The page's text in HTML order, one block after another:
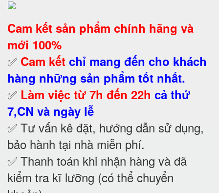
Cam kết sản phẩm chính hãng và
mới 100%
✅ Cam kết chỉ mang đến cho khách
hàng những sản phẩm tốt nhất.
✅ Làm việc từ 7h đến 22h cả thứ
7,CN và ngày lễ
✅ Tư vấn kê đặt, hướng dẫn sử dụng,
bảo hành tại nhà miễn phí.
✅ Thanh toán khi nhận hàng và đã
kiểm tra kĩ lưỡng (có thể chuyển